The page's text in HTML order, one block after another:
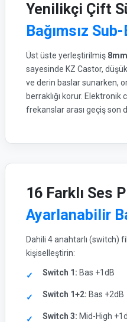
Yenilikçi Çift
Bağımsız
Üst üste yerleştirilmiş
sayesinde KZ Castor,
ve derin baslar sunarken,
berraklığı korur.
frekanslar arası geçiş son
16 Farklı Ses
Ayarlanabilir
Dahili 4 anahtarlı (switch)
kişiselleştirin:
Switch 1: Bas +1dB
Switch 1+2: Bas +2dB
Switch 3: Mid-High